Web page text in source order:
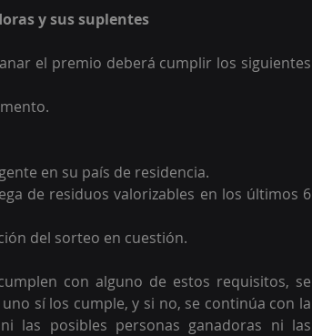
y sus suplentes
el premio deberá cumplir los siguientes
en su país de residencia.
de residuos valorizables en los últimos 6
del sorteo en cuestión.
con alguno de estos requisitos, se
sí los cumple, y si no, se continúa con la
las posibles personas ganadoras ni las